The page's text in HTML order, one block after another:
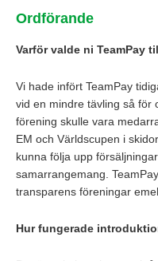
Ordförande
Varför valde ni TeamPay
Vi hade infört TeamPay
vid en mindre tävling så för
förening skulle vara
EM och Världscupen i
kunna följa upp
samarrangemang.
transparens föreningar
Hur fungerade